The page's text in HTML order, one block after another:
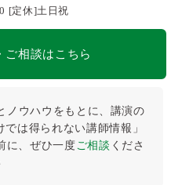
[定休]土日祝
ご相談はこちら
ノウハウをもとに、講演の
では得られない講師情報」
に、ぜひ⼀度ご相談 くださ